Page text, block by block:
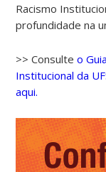
Racismo
profundidade na
>> Consulteo
Institucional da
aqui.